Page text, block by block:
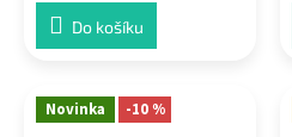
Do košíku
Novinka -10 %